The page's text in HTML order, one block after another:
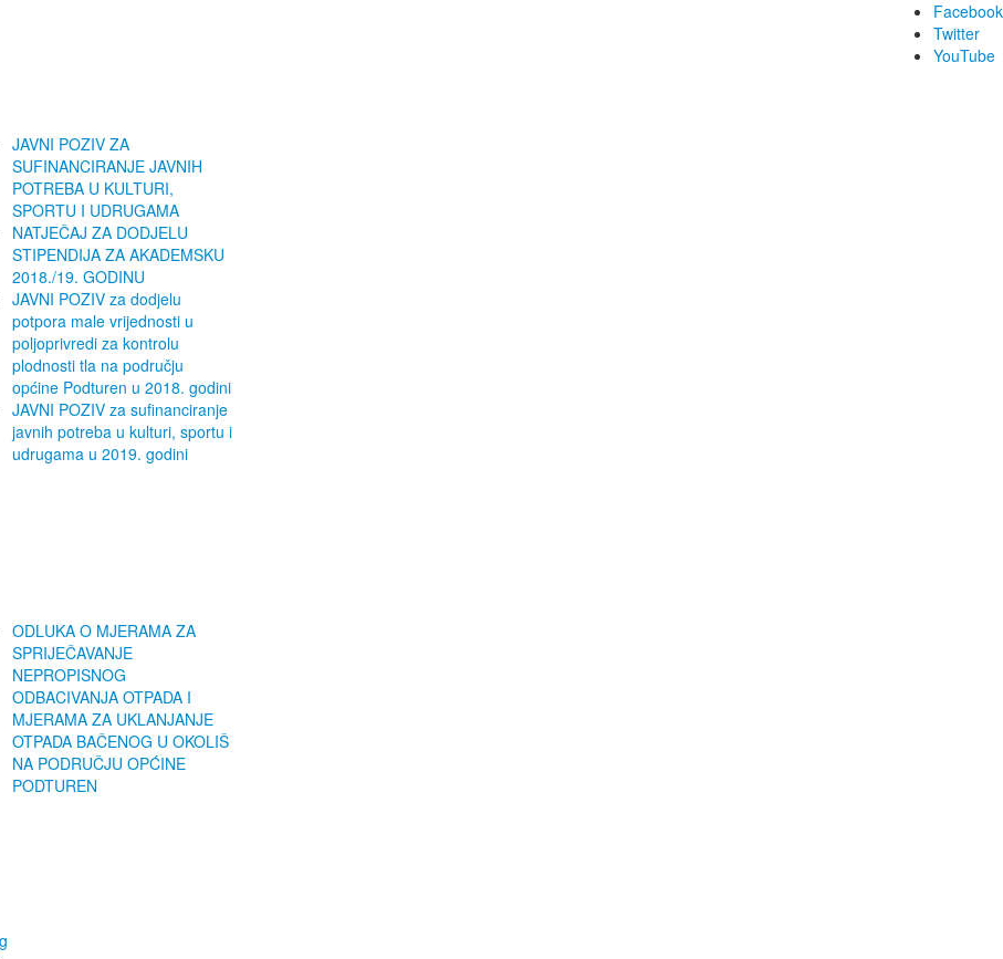
Facebook
Twitter
YouTube
JAVNI POZIV ZA
SUFINANCIRANJE JAVNIH
POTREBA U KULTURI,
SPORTU I UDRUGAMA
NATJEČAJ ZA DODJELU
STIPENDIJA ZA AKADEMSKU
2018./19. GODINU
JAVNI POZIV za dodjelu
potpora male vrijednosti u
poljoprivredi za kontrolu
plodnosti tla na području
općine Podturen u 2018. godini
JAVNI POZIV za sufinanciranje
javnih potreba u kulturi, sportu i
udrugama u 2019. godini
ODLUKA O MJERAMA ZA
SPRIJEČAVANJE
NEPROPISNOG
ODBACIVANJA OTPADA I
MJERAMA ZA UKLANJANJE
OTPADA BAČENOG U OKOLIŠ
NA PODRUČJU OPĆINE
PODTUREN